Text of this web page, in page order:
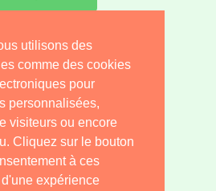
utilisons des
comme des cookies
pour
personnalisées,
visiteurs ou encore
Cliquez sur le bouton
à ces
expérience
nous sur
le plan de site